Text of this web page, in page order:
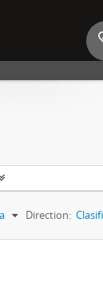
Direction: